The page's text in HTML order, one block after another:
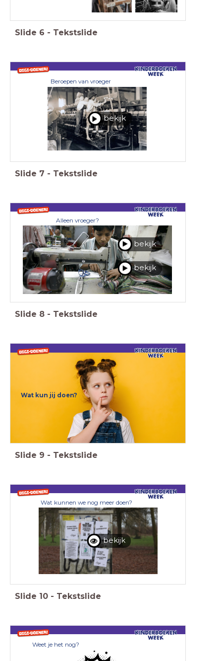
Slide 6 - Tekstslide
Beroepen van vroeger
bekijk
Slide 7 - Tekstslide
Alleen vroeger?
bekijk
bekijk
Slide 8 - Tekstslide
Wat kun jij doen?
Slide 9 - Tekstslide
bekijk
Wat kunnen we nog meer doen?
Slide 10 - Tekstslide
Weet je het nog?